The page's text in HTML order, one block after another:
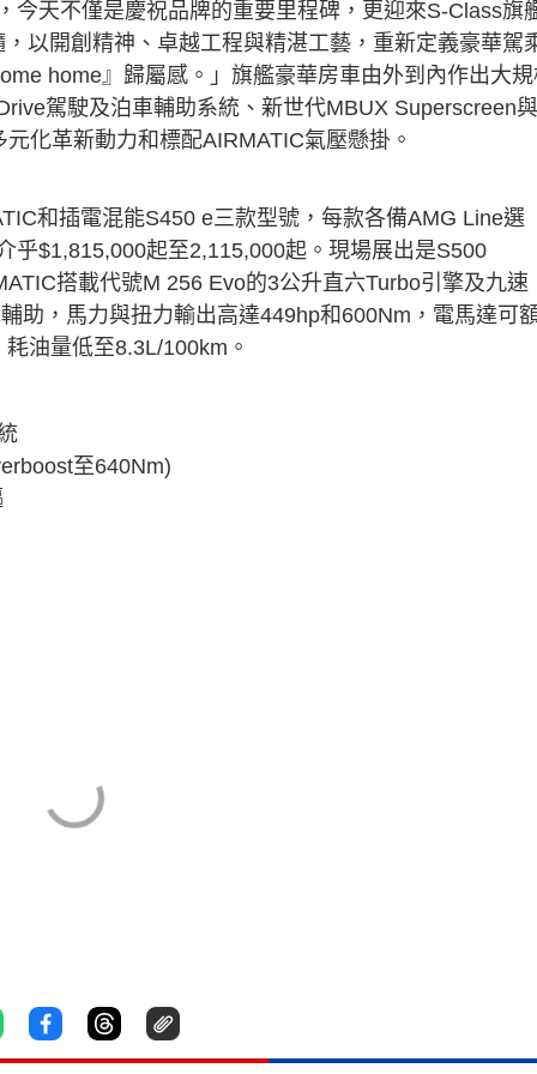
今天不僅是慶祝品牌的重要里程碑，更迎來S-Class旗
以開創精神、卓越工程與精湛工藝，重新定義豪華駕
home』歸屬感。」旗艦豪華房車由外到內作出大
駕駛及泊車輔助系統、新世代MBUX Superscreen與
化革新動力和標配AIRMATIC氣壓懸掛。
和插電混能S450 e三款型號，每款各備AMG Line選
乎$1,815,000起至2,115,000起。現場展出是S500
搭載代號M 256 Evo的3公升直六Turbo引擎及九速
助，馬力與扭力輸出高達449hp和600Nm，電馬達可
油量低至8.3L/100km。
至640Nm)